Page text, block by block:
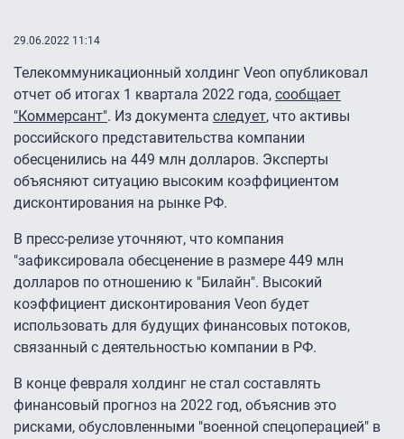
29.06.2022 11:14
Телекоммуникационный холдинг Veon опубликовал
отчет об итогах 1 квартала 2022 года, сообщает
"Коммерсант". Из документа следует, что активы
российского представительства компании
обесценились на 449 млн долларов. Эксперты
объясняют ситуацию высоким коэффициентом
дисконтирования на рынке РФ.
В пресс-релизе уточняют, что компания
"зафиксировала обесценение в размере 449 млн
долларов по отношению к "Билайн". Высокий
коэффициент дисконтирования Veon будет
использовать для будущих финансовых потоков,
связанный с деятельностью компании в РФ.
В конце февраля холдинг не стал составлять
финансовый прогноз на 2022 год, объяснив это
рисками, обусловленными "военной спецоперацией" в